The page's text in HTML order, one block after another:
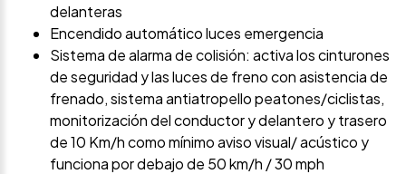
delanteras
Encendido automático luces emergencia
Sistema de alarma de colisión: activa los cinturones
de seguridad y las luces de freno con asistencia de
frenado, sistema antiatropello peatones/ciclistas,
monitorización del conductor y delantero y trasero
de 10 Km/h como mínimo aviso visual/ acústico y
funciona por debajo de 50 km/h / 30 mph